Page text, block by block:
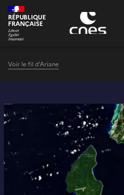
Panneau de gestion des cookies
RÉPUBLIQUE
FRANÇAISE
Voir le fil d'Ariane